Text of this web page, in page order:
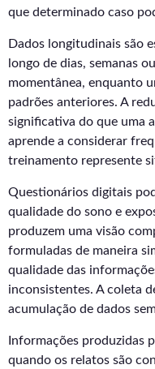
que determinado caso
Dados longitudinais são
longo de dias, semanas
momentânea, enquanto
padrões anteriores. A
significativa do que uma
aprende a considerar
treinamento represente
Questionários digitais
qualidade do sono e
produzem uma visão
formuladas de maneira
qualidade das
inconsistentes. A coleta
acumulação de dados
Informações produzidas
quando os relatos são